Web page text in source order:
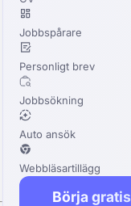
Jobbspårare
Personligt brev
Jobbsökning
Auto ansök
Webbläsartillägg
Börja gratis